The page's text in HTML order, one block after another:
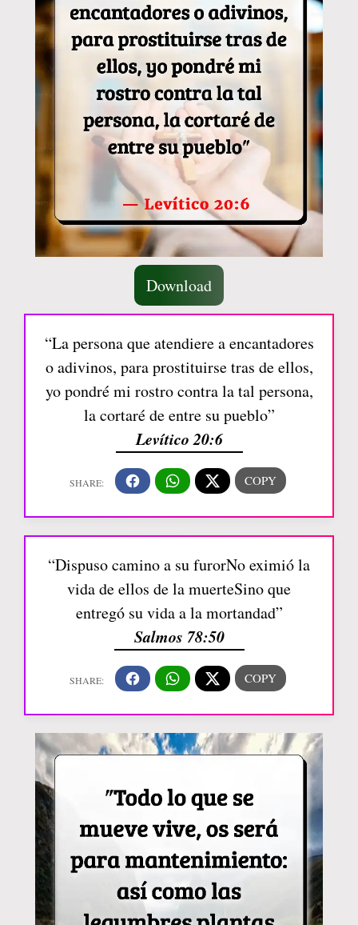
Download
“La persona que atendiere a encantadores
o adivinos, para prostituirse tras de ellos,
yo pondré mi rostro contra la tal persona,
la cortaré de entre su pueblo”
Levítico 20:6
“Dispuso camino a su furorNo eximió la
vida de ellos de la muerteSino que
entregó su vida a la mortandad”
Salmos 78:50